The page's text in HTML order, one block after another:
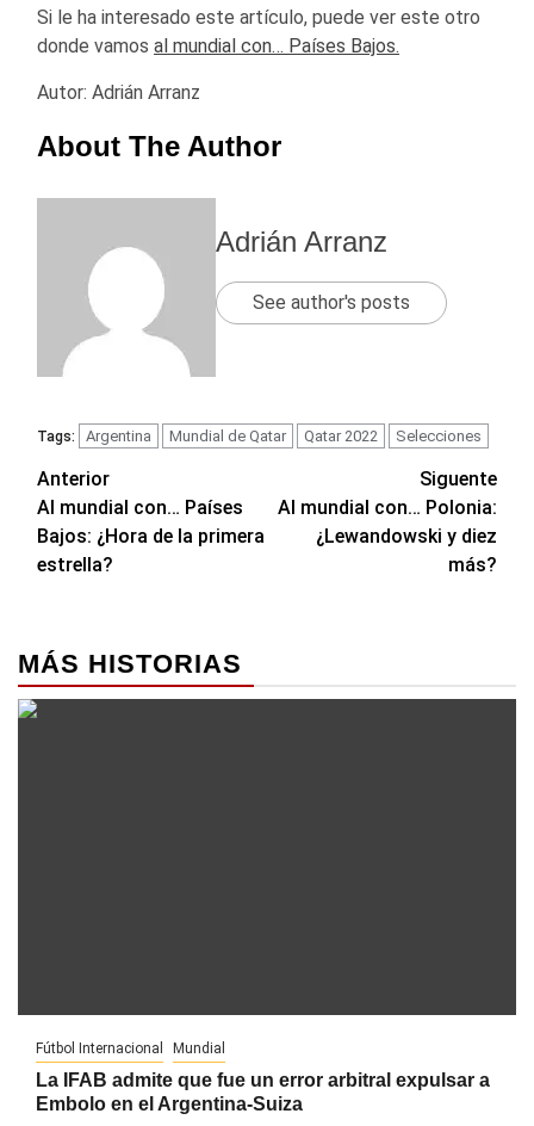
Si le ha interesado este artículo, puede ver este otro
donde vamos al mundial con… Países Bajos.
Autor: Adrián Arranz
About The Author
Adrián Arranz
See author's posts
Tags: Argentina Mundial de Qatar Qatar 2022 Selecciones
Navegación
de
entradas
Anterior
Al mundial con… Países
Bajos: ¿Hora de la primera
estrella?
Siguente
Al mundial con… Polonia:
¿Lewandowski y diez
más?
MÁS HISTORIAS
Fútbol Internacional Mundial
La IFAB admite que fue un error arbitral expulsar a
Embolo en el Argentina-Suiza